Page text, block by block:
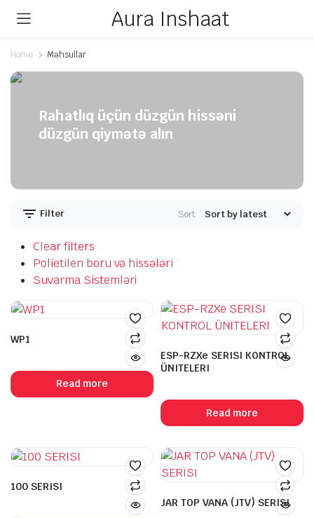
Aura Inshaat
Home Məhsullar
Rahatlıq üçün düzgün hissəni
düzgün qiymətə alın
Filter Sort:
Clear filters
Polietilen boru və hissələri
Suvarma Sistemləri
WP1
Read more
ESP-RZXe SERISI KONTROL
ÜNITELERI
Read more
100 SERISI
JAR TOP VANA (JTV) SERISI